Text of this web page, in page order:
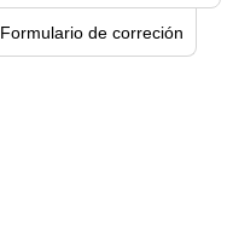
Formulario de correción